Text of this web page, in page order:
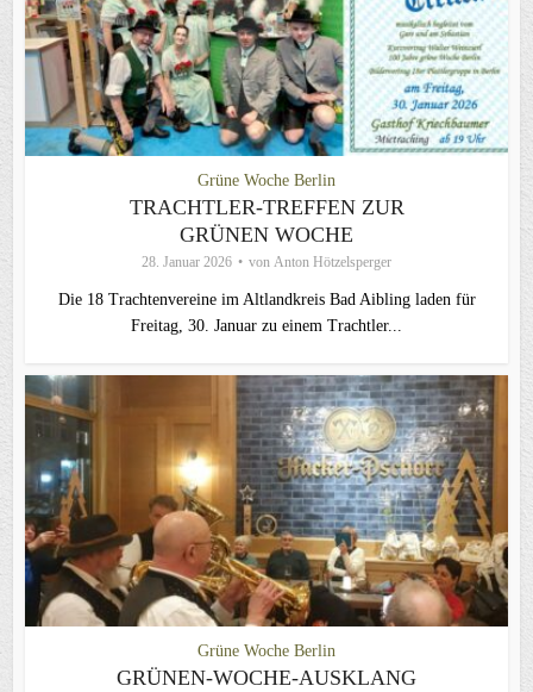
Grüne Woche Berlin
TRACHTLER-TREFFEN ZUR
GRÜNEN WOCHE
28. Januar 2026 von Anton Hötzelsperger
Die 18 Trachtenvereine im Altlandkreis Bad Aibling laden für
Freitag, 30. Januar zu einem Trachtler...
Grüne Woche Berlin
GRÜNEN-WOCHE-AUSKLANG